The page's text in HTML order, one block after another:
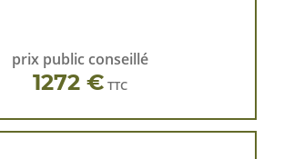
prix public conseillé
1272 € TTC